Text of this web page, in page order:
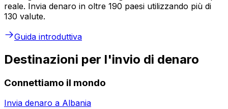
reale. Invia denaro in oltre 190 paesi utilizzando più di
130 valute.
Guida introduttiva
Destinazioni per l'invio di denaro
Connettiamo il mondo
Invia denaro a Albania